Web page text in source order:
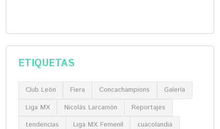
ETIQUETAS
Club León Fiera Concachampions
Galería
Liga MX
Nicolás Larcamón
Reportajes
tendencias
Liga MX Femenil cuacolandia